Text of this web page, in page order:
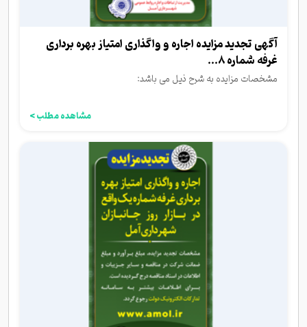
آگهی تجدید مزایده اجاره و واگذاری امتیاز بهره برداری
غرفه شماره 8...
مشخصات مزایده به شرح ذیل می باشد:
مشاهده مطلب >